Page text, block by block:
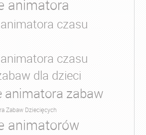
animatora
czasu
czasu
dla dzieci
animatora zabaw
Zabaw Dziecięcych
animatorów